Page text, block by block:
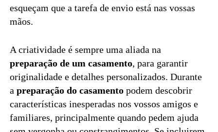
esqueçam que a tarefa de envio está nas vossas
mãos.
A criatividade é sempre uma aliada na
preparação de um casamento, para garantir
originalidade e detalhes personalizados. Durante
a preparação do casamento podem descobrir
características inesperadas nos vossos amigos e
familiares, principalmente quando pedem ajuda